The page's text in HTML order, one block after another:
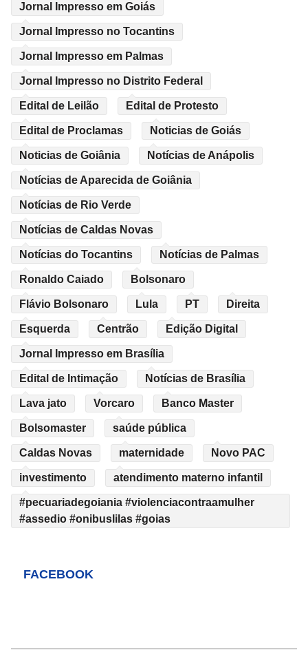
Jornal Impresso em Goiás
Jornal Impresso no Tocantins
Jornal Impresso em Palmas
Jornal Impresso no Distrito Federal
Edital de Leilão Edital de Protesto
Edital de Proclamas Noticias de Goiás
Noticias de Goiânia Notícias de Anápolis
Notícias de Aparecida de Goiânia
Notícias de Rio Verde
Notícias de Caldas Novas
Notícias do Tocantins Notícias de Palmas
Ronaldo Caiado Bolsonaro
Flávio Bolsonaro Lula PT Direita
Esquerda Centrão Edição Digital
Jornal Impresso em Brasília
Edital de Intimação Notícias de Brasília
Lava jato Vorcaro Banco Master
Bolsomaster saúde pública
Caldas Novas maternidade Novo PAC
investimento atendimento materno infantil
#pecuariadegoiania #violenciacontraamulher
#assedio #onibuslilas #goias
FACEBOOK